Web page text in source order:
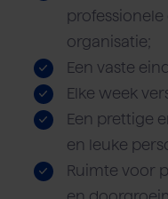
organisatie;
Een vaste
Elke week
Een prettige
en leuke
Ruimte voor